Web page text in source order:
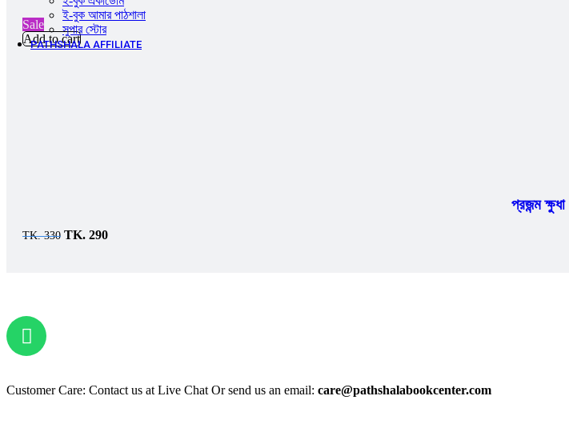
ই-বুক আমার পাঠশালা
সুপার ‍স্টোর
PATHSHALA AFFILIATE
Sale
Add to cart
প্রজন্ম ক্ষুধা
TK.330 TK. 290
Customer Care: Contact us at Live Chat Or send us an email: care@pathshalabookcenter.com